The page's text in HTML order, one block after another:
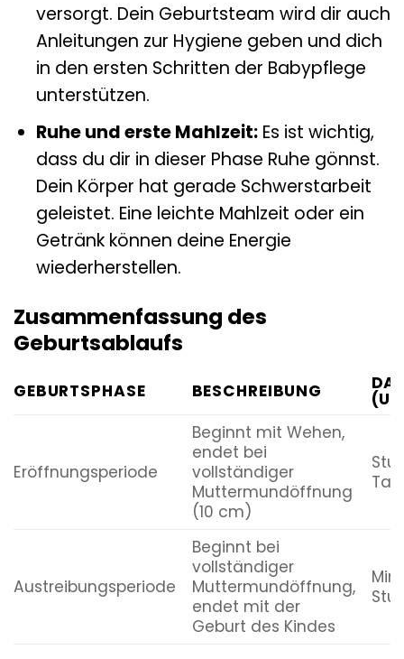
versorgt. Dein Geburtsteam wird dir auch
Anleitungen zur Hygiene geben und dich
in den ersten Schritten der Babypflege
unterstützen.
Ruhe und erste Mahlzeit:Es ist wichtig,
dass du dir in dieser Phase Ruhe gönnst.
Dein Körper hat gerade Schwerstarbeit
geleistet. Eine leichte Mahlzeit oder ein
Getränk können deine Energie
wiederherstellen.
Zusammenfassung des
Geburtsablaufs
GEBURTSPHASE BESCHREIBUNG
Eröffnungsperiode
Beginnt mit Wehen,
endet bei
vollständiger
Muttermundöffnung
(10 cm)
Austreibungsperiode
Beginnt bei
vollständiger
Muttermundöffnung,
endet mit der
Geburt des Kindes